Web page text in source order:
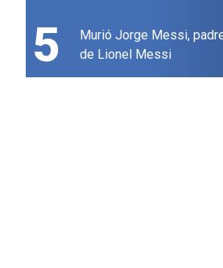
5
Murió Jorge Messi,
de Lionel Messi